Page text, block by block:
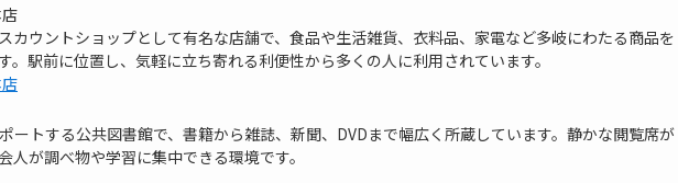
カウントショップとして有名な店舗で、食品や生活雑貨、衣料品、家電など多岐にわたる商品を
。駅前に位置し、気軽に立ち寄れる利便性から多くの人に利用されています。
ートする公共図書館で、書籍から雑誌、新聞、DVDまで幅広く所蔵しています。静かな閲覧席が
人が調べ物や学習に集中できる環境です。